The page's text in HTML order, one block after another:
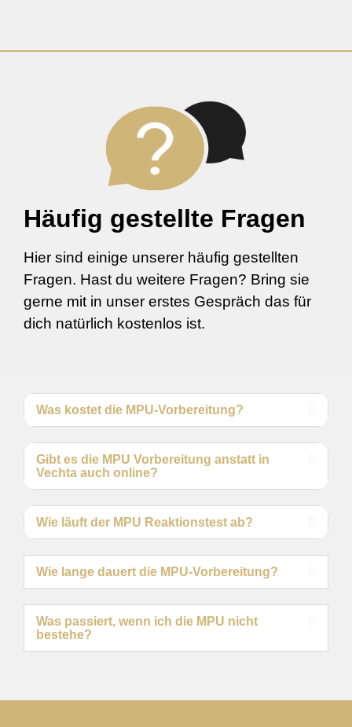
Häufig gestellte Fragen
Hier sind einige unserer häufig gestellten
Fragen. Hast du weitere Fragen? Bring sie
gerne mit in unser erstes Gespräch das für
dich natürlich kostenlos ist.
Was kostet die MPU-Vorbereitung?
Gibt es die MPU Vorbereitung anstatt in
Vechta auch online?
Wie läuft der MPU Reaktionstest ab?
Wie lange dauert die MPU-Vorbereitung?
Was passiert, wenn ich die MPU nicht
bestehe?